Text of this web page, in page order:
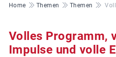
Pfadnavigation
Home Themen Themen
Volles Programm,
Impulse und volle